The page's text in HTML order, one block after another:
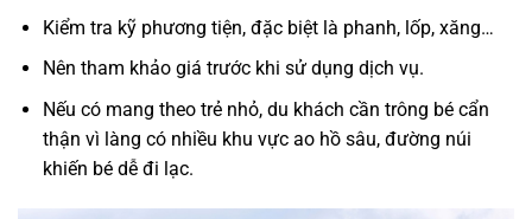
Kiểm tra kỹ phương tiện, đặc biệt là phanh, lốp, xăng…
Nên tham khảo giá trước khi sử dụng dịch vụ.
Nếu có mang theo trẻ nhỏ, du khách cần trông bé cẩn
thận vì làng có nhiều khu vực ao hồ sâu, đường núi
khiến bé dễ đi lạc.